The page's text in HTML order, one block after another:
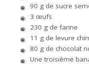
90 g de sucre
3 œufs
230 g de farine
11 g de levure
80 g de chocolat
Une troisième